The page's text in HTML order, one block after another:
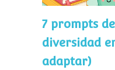
7 prompts
diversidad
adaptar)